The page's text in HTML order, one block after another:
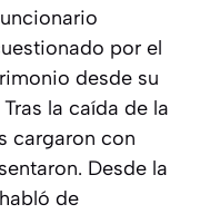
por el
desde su
la caída de la
cargaron con
Desde la
de